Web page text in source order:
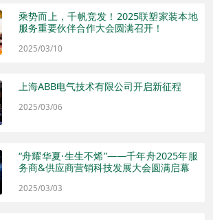
乘势而上，千帆竞发！2025联塑家装本地
服务重要伙伴合作大会圆满召开！
2025/03/10
上海ABB电气技术有限公司开启新征程
2025/03/06
“舟耀华夏·生生不烯”——千年舟2025年服
务商&供应商营销科技发展大会圆满启幕
2025/03/03